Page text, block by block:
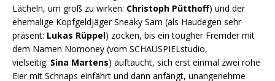
Lächeln, um groß zu wirken: Christoph Pütthoff) und der
ehemalige Kopfgeldjäger Sneaky Sam (als Haudegen sehr
präsent: Lukas Rüppel) zocken, bis ein tougher Fremder mit
dem Namen Nomoney (vom SCHAUSPIELstudio,
vielseitig: Sina Martens) auftaucht, sich erst einmal zwei rohe
Eier mit Schnaps einfährt und dann anfängt, unangenehme